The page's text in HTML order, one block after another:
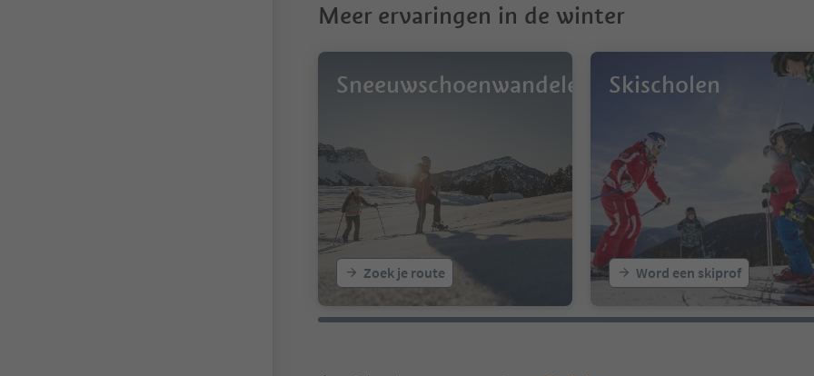
Meer ervaringen in de winter
Sneeuwschoenwandelen
Zoek je route
Skischolen
Word een skiprof